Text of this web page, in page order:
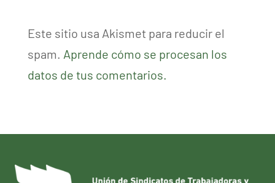
Este sitio usa Akismet para reducir el
spam. Aprende cómo se procesan los
datos de tus comentarios.